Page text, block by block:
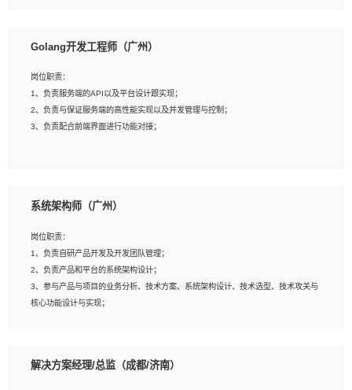
2、熟悉PostgreSQL、redis、MongoDB、ElasticSearch等开源数据库运维管理，
4、熟悉Hadoop、HBASE、Spark等大数据平台优先。
5、熟悉linux或任意一种unix操作系统，如有较强操作系统侧工作经验者优先。
6、具备丰富的项目实施经验，较强的自我学习能力。
Golang开发工程师（广州）
岗位职责：
1、负责服务端的API以及平台设计跟实现；
2、负责与保证服务端的高性能实现以及并发管理与控制；
3、负责配合前端界面进行功能对接；
2、1年以上Golang开发工作经验，能独立完成相应项目开发；
与实现，熟悉常用开源框架及设计模式；
4、熟悉Golang、连接池、消息队列等组件使用、熟悉后端开发、测试、调试流程
跟工具使用；
5、对技术有激情，喜欢钻研，能快速接受和掌握新技术，学习能力和工作责任心
强，良好的沟通表达能力和团队协作能力。
系统架构师（广州）
岗位职责：
1、负责自研产品开发及开发团队管理；
2、负责产品和平台的系统架构设计；
3、参与产品与项目的业务分析、技术方案、系统架构设计、技术选型、技术攻关与
核心功能设计与实现；
解决方案经理/总监（成都/济南）